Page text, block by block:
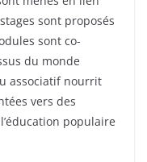
sont proposés
sont co-
du monde
associatif nourrit
vers des
populaire